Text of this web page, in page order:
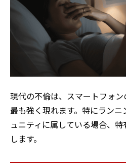
現代の不倫は、スマートフォ
最も強く現れます。特にラン
ュニティに属している場合、
します。